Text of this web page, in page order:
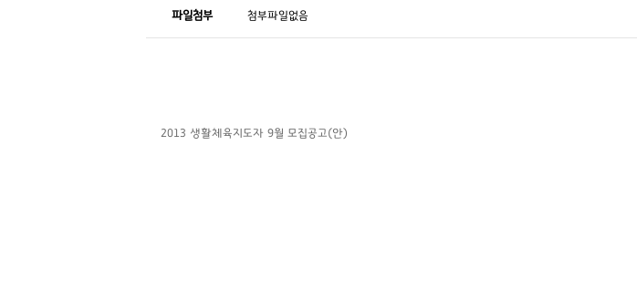
파일첨부 첨부파일없음
2013 생활체육지도자 9월 모집공고(안)